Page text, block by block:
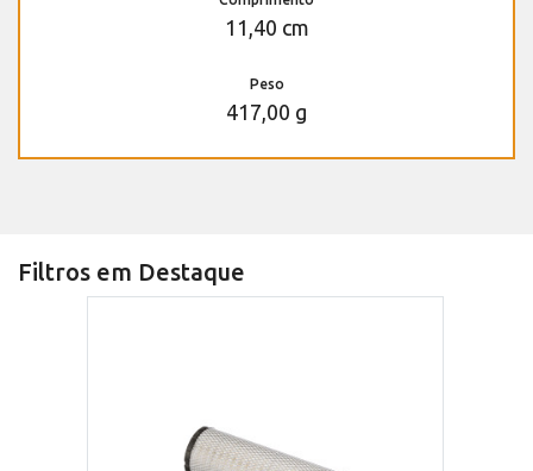
11,40 cm
Peso
417,00 g
Filtros em Destaque